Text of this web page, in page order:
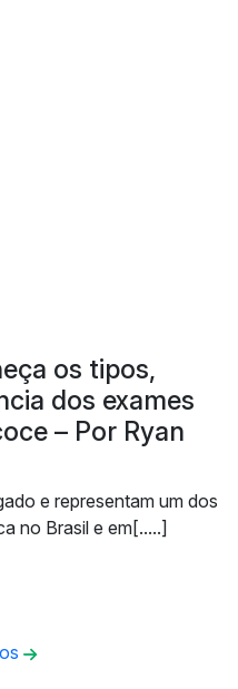
os tipos,
dos exames
– Por Ryan
e representam um dos
no Brasil e em[.....]